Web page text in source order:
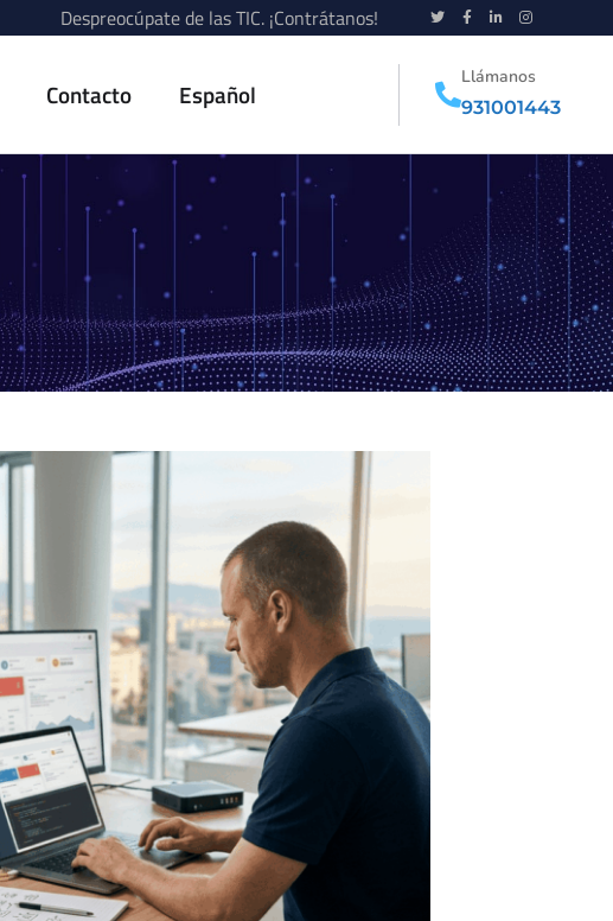
Despreocúpate de las TIC. ¡Contrátanos!
Contacto Español
Llámanos
931001443